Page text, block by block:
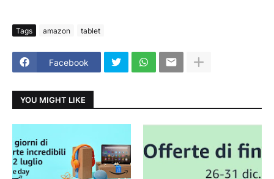
Tags amazon tablet
Facebook
YOU MIGHT LIKE